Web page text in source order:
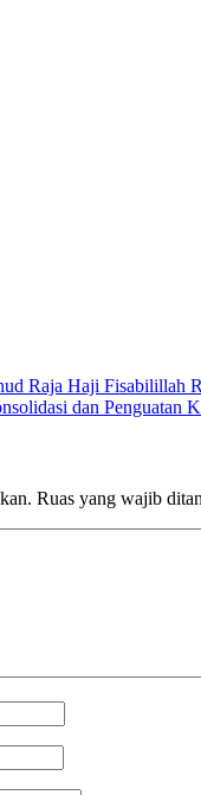
Raja Haji Fisabilillah
dan Penguatan
Ruas yang wajib